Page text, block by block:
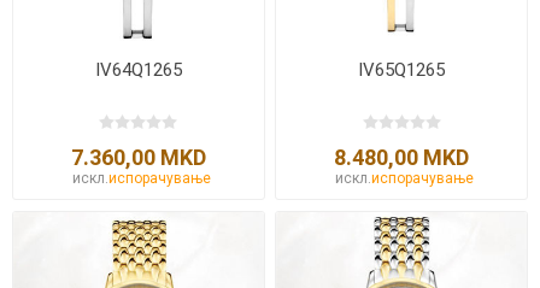
IV64Q1265
7.360,00 MKD
искл.испорачување
IV65Q1265
8.480,00 MKD
искл.испорачување